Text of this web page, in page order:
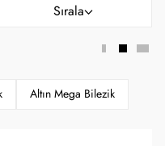
Sırala
Altın Mega Bilezik